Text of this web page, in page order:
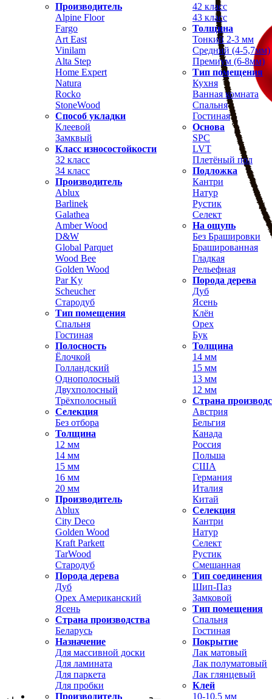
Производитель
Alpine Floor
Fargo
Art East
Vinilam
Alta Step
Home Expert
Natura
Rocko
StoneWood
Способ укладки
Клеевой
Замквый
Класс износостойкости
32 класс
34 класс
42 класс
43 класс
Толщина
Тонкий 2-3 мм
Средний (4-5,7мм)
Премиум (6-8мм)
Тип помещения
Кухня
Ванная комната
Спальня
Гостиная
Основа
SPC
LVT
Плетёный пол
Подложка
Производитель
Ablux
Barlinek
Galathea
Amber Wood
D&W
Global Parquet
Wood Bee
Golden Wood
Par Ky
Scheucher
Стародуб
Тип помещения
Спальня
Гостиная
Полосность
Ёлочкой
Голландский
Однополосный
Двухполосный
Трёхполосный
Селекция
Без отбора
Кантри
Натур
Рустик
Селект
На ощупь
Без Брашировки
Брашированная
Гладкая
Рельефная
Порода дерева
Дуб
Ясень
Клён
Орех
Бук
Толщина
14 мм
15 мм
13 мм
12 мм
Страна
Австрия
Бельгия
Толщина
12 мм
14 мм
15 мм
16 мм
20 мм
Производитель
Ablux
City Deco
Golden Wood
Kraft Parkett
TarWood
Стародуб
Порода дерева
Дуб
Орех Американский
Ясень
Страна производства
Беларусь
Канада
Россия
Польша
США
Германия
Италия
Китай
Селекция
Кантри
Натур
Селект
Рустик
Смешанная
Тип соединения
Шип-Паз
Замковой
Тип помещения
Спальня
Гостиная
Назначение
Для массивной доски
Для ламината
Для паркета
Для пробки
Покрытие
Лак матовый
Лак полуматовый
Лак глянцевый
Клей
Производитель
10-10,5 мм